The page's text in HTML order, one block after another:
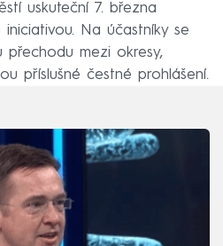
uskuteční 7. března
Na účastníky se
přechodu mezi okresy,
příslušné čestné prohlášení.